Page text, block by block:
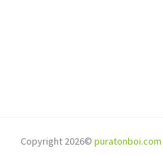
Copyright 2026© puratonboi.com